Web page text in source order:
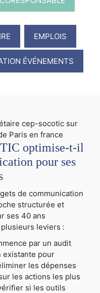
EMPLOIS
ÉVÉNEMENTS
optimise-t-il
pour ses
de communication
structurée et
ses 40 ans
leviers :
par un audit
existante pour
les dépenses
les actions les plus
si les outils